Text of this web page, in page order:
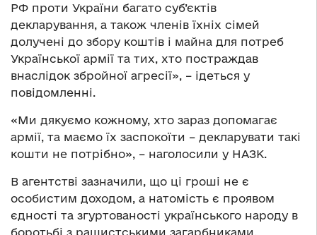
РФ проти України багато суб’єктів
декларування, а також членів їхніх сімей
долучені до збору коштів і майна для потреб
Української армії та тих, хто постраждав
внаслідок збройної агресії», – ідеться у
повідомленні.
«Ми дякуємо кожному, хто зараз допомагає
армії, та маємо їх заспокоїти – декларувати такі
кошти не потрібно», – наголосили у НАЗК.
В агентстві зазначили, що ці гроші не є
особистим доходом, а натомість є проявом
єдності та згуртованості українського народу в
боротьбі з рашистськими загарбниками.